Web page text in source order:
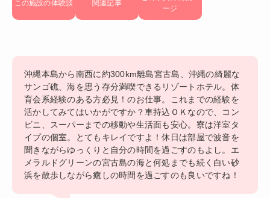
この施設の体験談 関連記事
ージ
沖縄本島から南西に約300km離島宮古島、沖縄の綺麗な
サンゴ礁、海を思う存分満喫できるリゾートホテル。体
育会系経験のある方必見！のお仕事。これまでの経験を
活かしてみてはいかがですか？車持込ＯＫなので、コン
ビニ、スーパーまでの移動や生活面も安心。寮は洋室タ
イプの個室。とてもキレイですよ！休日は部屋で波音を
聞きながらゆっくりと自分の時間を過ごすのもよし。エ
メラルドグリーンの宮古島の海と何処までも続く白い砂
浜を散歩しながら癒しの時間を過ごすのも良いですね！